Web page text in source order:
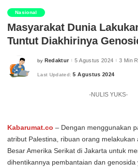
Nasional
Masyarakat Dunia
Tuntut Diakhirinya
Posted
by Redaktur 5 Agustus 2024 3 Min
Last Updated: 5 Agustus 2024
-NULIS YUKS-
Kabarumat.co – Dengan menggunakan
atribut Palestina, ribuan orang melakukan
Besar Amerika Serikat di Jakarta untuk
dihentikannya pembantaian dan